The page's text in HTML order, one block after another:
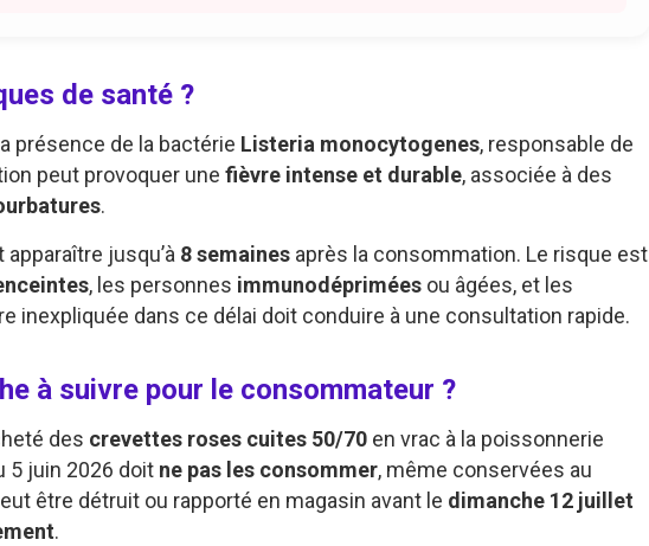
de santé ?
présence de la bactérie Listeria monocytogenes, responsable de
peut provoquer une fièvre intense et durable, associée à des
.
jusqu’à 8 semaines après la consommation. Le risque est
, les personnes immunodéprimées ou âgées, et les
inexpliquée dans ce délai doit conduire à une consultation rapide.
à suivre pour le consommateur ?
des crevettes roses cuites 50/70 en vrac à la poissonnerie
5 juin 2026 doit ne pas les consommer, même conservées au
être détruit ou rapporté en magasin avant le dimanche 12 juillet
.